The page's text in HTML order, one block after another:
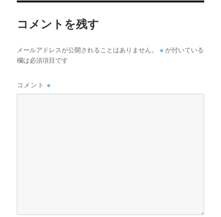
コメントを残す
メールアドレスが公開されることはありません。 ※ が付いている
欄は必須項目です
コメント※